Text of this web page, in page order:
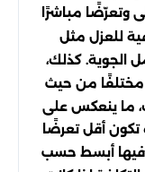
وتعرّضًا مباشرًا
للعزل مثل
الجوية. كذلك،
مختلفًا من حيث
ما ينعكس على
تكون أقل تعرضًا
فيها أبسط حسب